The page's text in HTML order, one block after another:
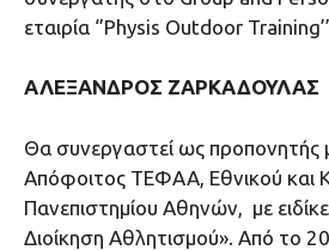
εταιρία ‘’Physis Outdoor Training’’.
ΑΛΕΞΑΝΔΡΟΣ ΖΑΡΚΑΔΟΥΛΑΣ
Θα συνεργαστεί ως προπονητής
Απόφοιτος ΤΕΦΑΑ, Εθνικού και
Πανεπιστημίου Αθηνών, με
Διοίκηση Αθλητισμού». Από το